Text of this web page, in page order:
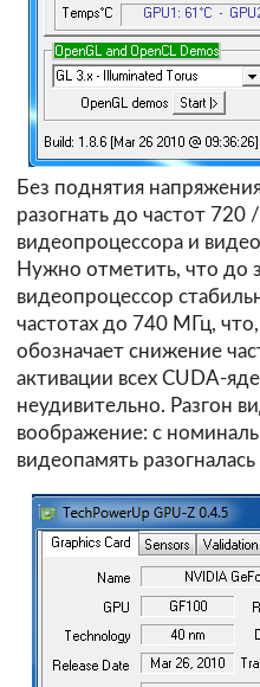
Без поднятия
разогнать до частот
видеопроцессора и
Нужно отметить, что до
видеопроцессор
частотах до 740 МГц,
обозначает снижение
активации всех CUDA-
неудивительно. Разгон
воображение: с
видеопамять